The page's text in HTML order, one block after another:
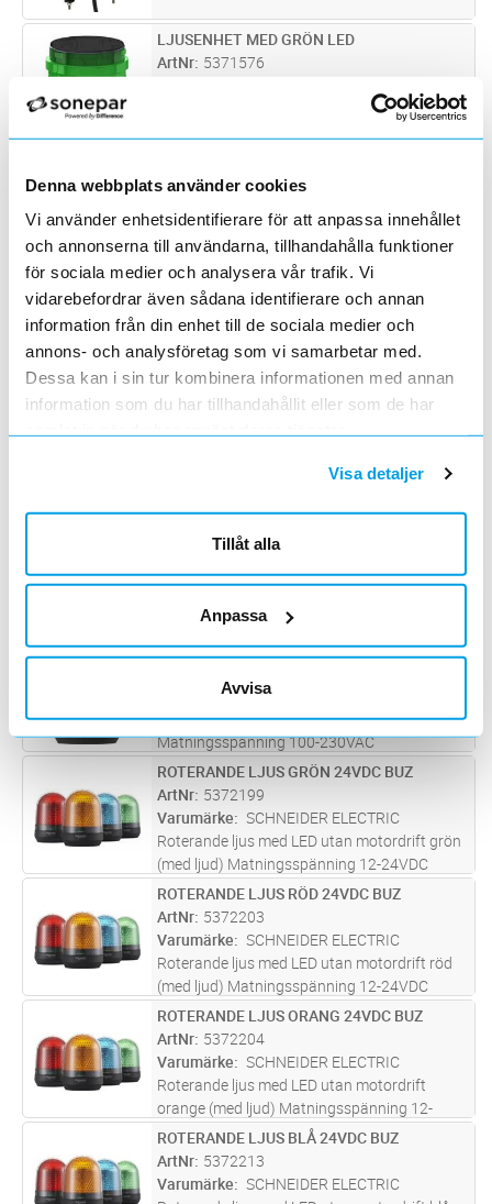
Denna webbplats använder cookies
Vi använder enhetsidentifierare för att anpassa innehållet
och annonserna till användarna, tillhandahålla funktioner
för sociala medier och analysera vår trafik. Vi
vidarebefordrar även sådana identifierare och annan
information från din enhet till de sociala medier och
annons- och analysföretag som vi samarbetar med.
Dessa kan i sin tur kombinera informationen med annan
information som du har tillhandahållit eller som de har
samlat in när du har använt deras tjänster.
Visa detaljer
Tillåt alla
Anpassa
Avvisa
ST Lägg i kundvagn
LJUSENHET MED GRÖN LED
ArtNr 5371576
Ljusenhet med Grön ljusstark LED, diameter
ArtNr 5372194
Roterande ljus med LED utan motordrift grön
Matningsspänning 12-24VDC Kapslingsklass
IP65
ST Lägg i kundvagn
ROTERANDE LJUS GRÖN 230VAC
ArtNr 5372195
Varumärke
SCHNEIDER ELECTRIC
Roterande ljus med LED utan motordrift grön
Matningsspänning 100-230VAC
Kapslingsklass IP65
ST Lägg i kundvagn
ROTERANDE LJUS RÖD 230VAC
Roterande ljus med LED utan motordrift röd
Kapslingsklass IP65
Lägg i kundvagn
5372197
Varumärke SCHNEIDER ELECTRIC
orange Matningsspänning 100-230VAC
Kapslingsklass IP65
ST Lägg i kundvagn
ROTERANDE LJUS BLÅ 230VAC
Varumärke SCHNEIDER ELECTRIC
Roterande ljus med LED utan motordrift blå
Matningsspänning 100-230VAC
Kapslingsklass IP65
ST Lägg i kundvagn
ROTERANDE LJUS GRÖN 24VDC BUZ
ArtNr 5372199
Varumärke
SCHNEIDER ELECTRIC
Roterande ljus med LED utan motordrift grön
(med ljud) Matningsspänning 12-24VDC
Kapslingsklass IP65
ST Lägg i kundvagn
ROTERANDE LJUS RÖD 24VDC BUZ
ArtNr 5372203
Varumärke
SCHNEIDER ELECTRIC
Roterande ljus med LED utan motordrift röd
(med ljud) Matningsspänning 12-24VDC
Kapslingsklass IP65
ST Lägg i kundvagn
ROTERANDE LJUS ORANG 24VDC BUZ
ArtNr 5372204
Varumärke
SCHNEIDER ELECTRIC
Roterande ljus med LED utan motordrift
orange (med ljud) Matningsspänning 12-
24VDC Kapslingsklass IP65
ST Lägg i kundvagn
ROTERANDE LJUS BLÅ 24VDC BUZ
ArtNr 5372213
Varumärke
SCHNEIDER ELECTRIC